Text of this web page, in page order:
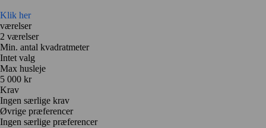
Klik her
værelser
2 værelser
Min. antal kvadratmeter
Intet valg
Max husleje
5 000 kr
Krav
Ingen særlige krav
Øvrige præferencer
Ingen særlige præferencer